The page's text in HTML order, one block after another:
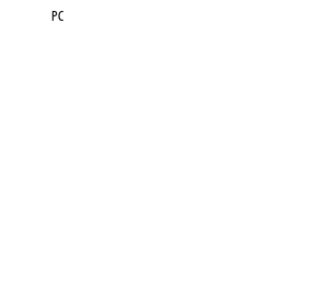
PC